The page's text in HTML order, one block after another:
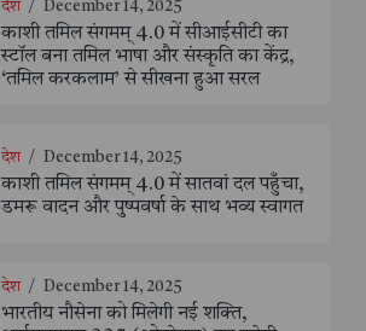
देश / December 14, 2025
काशी तमिल संगमम् 4.0 में सीआईसीटी का
स्टॉल बना तमिल भाषा और संस्कृति का केंद्र,
‘तमिल करकलाम’ से सीखना हुआ सरल
देश / December 14, 2025
काशी तमिल संगमम् 4.0 में सातवां दल पहुँचा,
डमरू वादन और पुष्पवर्षा के साथ भव्य स्वागत
देश / December 14, 2025
भारतीय नौसेना को मिलेगी नई शक्ति,